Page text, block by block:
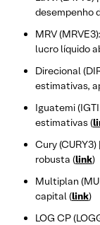
desempenho
MRV
lucro líquido
Direcional
estimativas,
Iguatemi
estimativas (
Cury
robusta (link)
Multiplan
capital (link)
LOG CP